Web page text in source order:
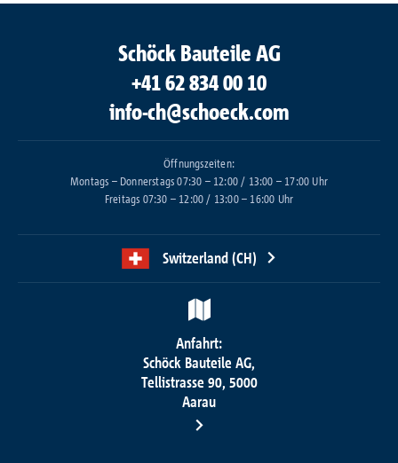
Schöck Bauteile AG
+41 62 834 00 10
info-ch@schoeck.com
Öffnungszeiten:
Montags – Donnerstags 07:30 – 12:00 / 13:00 – 17:00 Uhr
Freitags 07:30 – 12:00 / 13:00 – 16:00 Uhr
Switzerland (CH)
Anfahrt:
Schöck Bauteile AG,
Tellistrasse 90, 5000
Aarau